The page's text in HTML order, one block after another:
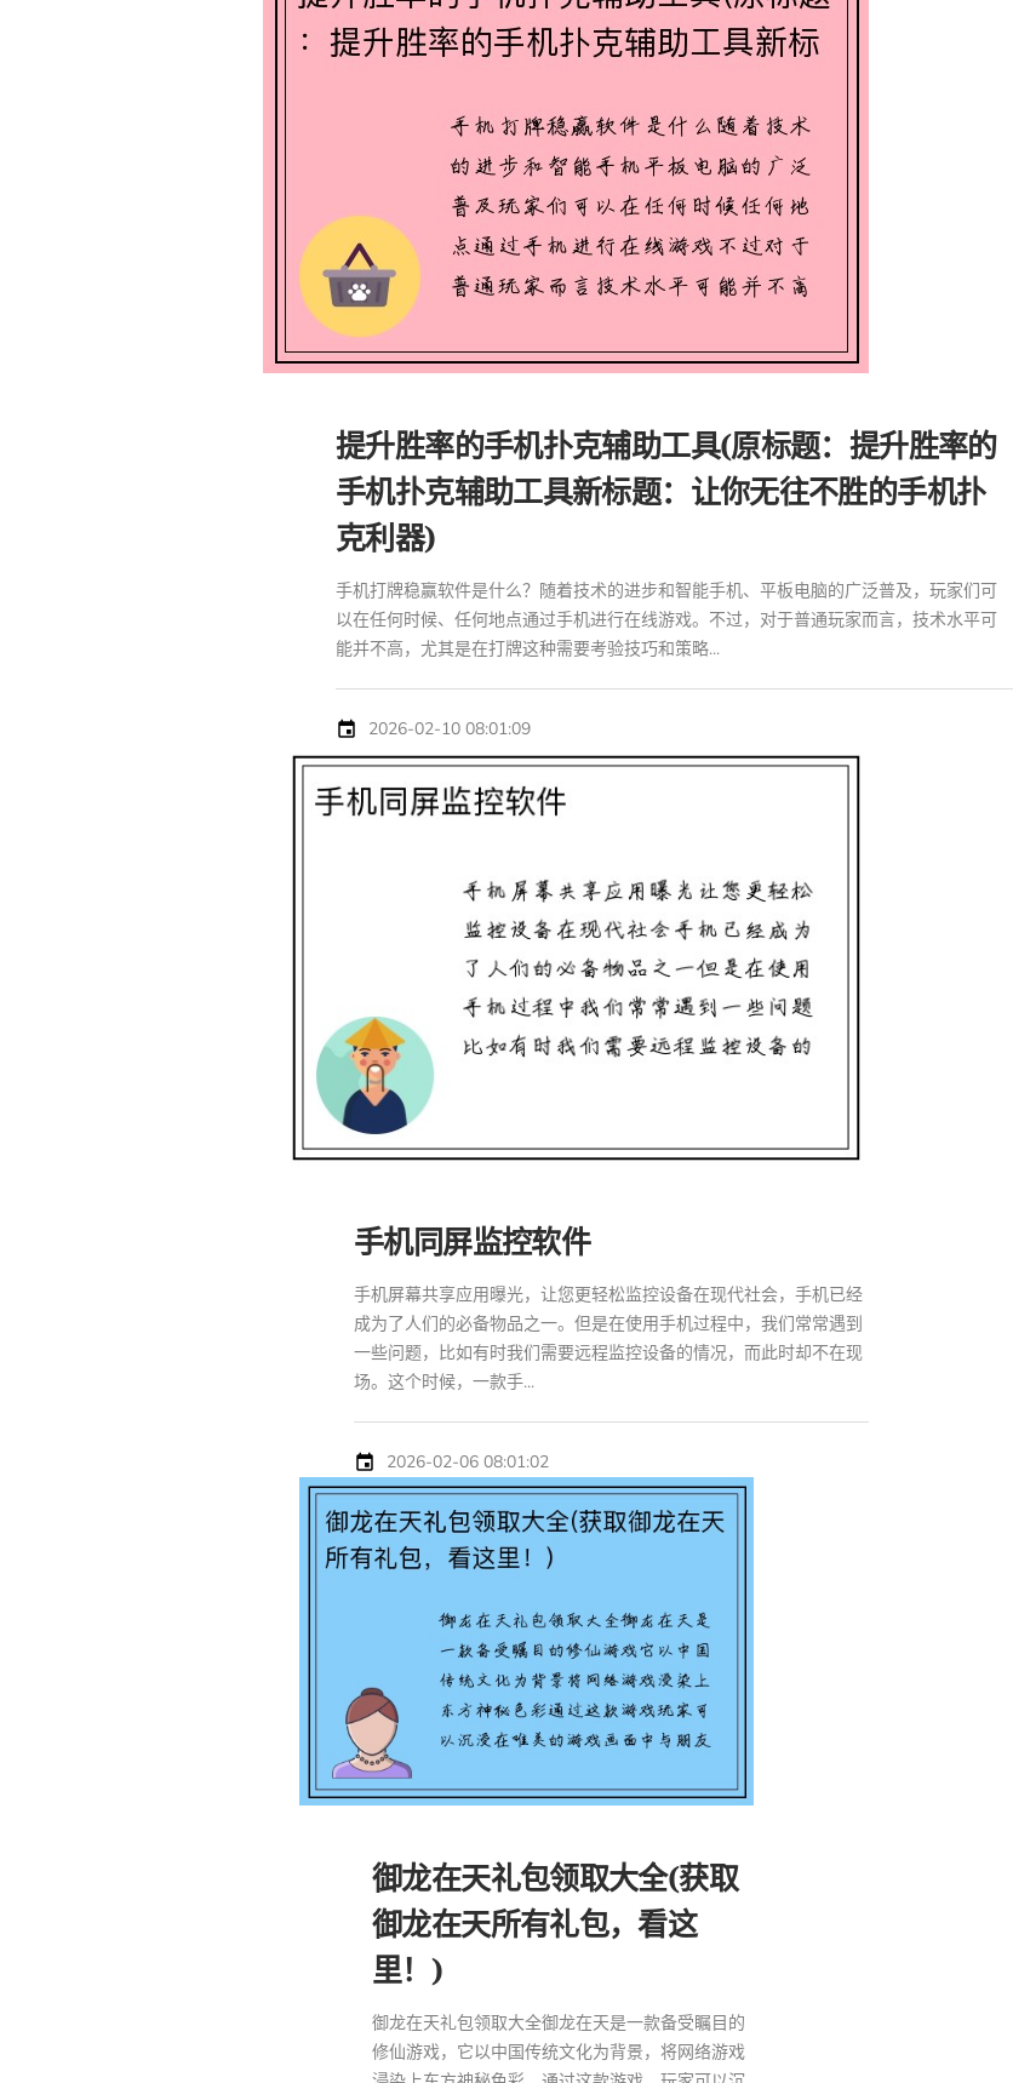
提升胜率的手机扑克辅助工具(原标题：提升胜率的
手机扑克辅助工具新标题：让你无往不胜的手机扑
克利器)
手机打牌稳赢软件是什么？随着技术的进步和智能手机、平板电脑的广泛普及，玩家们可
以在任何时候、任何地点通过手机进行在线游戏。不过，对于普通玩家而言，技术水平可
能并不高，尤其是在打牌这种需要考验技巧和策略...
2026-02-10 08:01:09
手机同屏监控软件
手机屏幕共享应用曝光，让您更轻松监控设备在现代社会，手机已经
成为了人们的必备物品之一。但是在使用手机过程中，我们常常遇到
一些问题，比如有时我们需要远程监控设备的情况，而此时却不在现
场。这个时候，一款手...
2026-02-06 08:01:02
御龙在天礼包领取大全(获取
御龙在天所有礼包，看这
里！)
御龙在天礼包领取大全御龙在天是一款备受瞩目的
修仙游戏，它以中国传统文化为背景，将网络游戏